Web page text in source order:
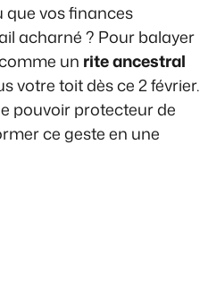
que vos finances
acharné ? Pour balayer
un rite ancestral
votre toit dès ce 2 février.
pouvoir protecteur de
ce geste en une